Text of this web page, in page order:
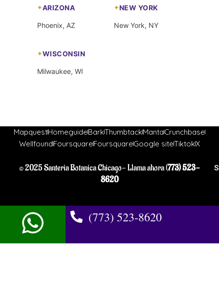
ARIZONA
Phoenix, AZ
NEW YORK
New York, NY
WISCONSIN
Milwaukee, WI
MapquestHomeguideBarkThumbtackMantaCrunchbase
WellfoundFoursquareFoursquareGoogle siteTiktokX
© 2025 Santeria Botanica Chicago- Llama ahora (773) 523-
8620
(773) 523-8620